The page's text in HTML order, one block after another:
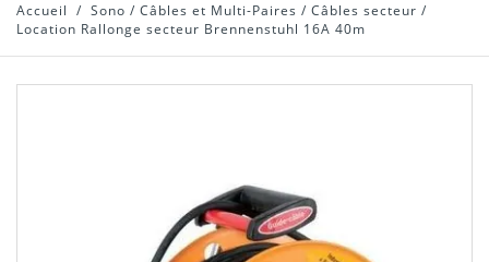
Accueil / Sono / Câbles et Multi-Paires / Câbles secteur /
Location Rallonge secteur Brennenstuhl 16A 40m